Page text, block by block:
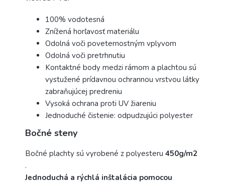
100% vodotesná
Znížená horľavosť materiálu
Odolná voči poveternostným vplyvom
Odolná voči pretrhnutiu
Kontaktné body medzi rámom a plachtou sú
vystužené prídavnou ochrannou vrstvou látky
zabraňujúcej predreniu
Vysoká ochrana proti UV žiareniu
Jednoduché čistenie: odpudzujúci polyester
Bočné steny
Bočné plachty sú vyrobené z polyesteru 450g/m2
.
Jednoduchá a rýchlá inštalácia pomocou